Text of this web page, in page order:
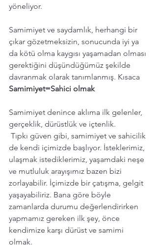
yöneliyor.
Samimiyet ve saydamlık, herhangi bir
çıkar gözetmeksizin, sonucunda iyi ya
da kötü olma kaygısı yaşamadan olması
gerektiğini düşündüğümüz şekilde
davranmak olarak tanımlanmış. Kısaca
Samimiyet=Sahici olmak
Samimiyet denince aklıma ilk gelenler,
gerçeklik, dürüstlük ve içtenlik.
de kendi içimizde başlıyor. İsteklerimiz,
ulaşmak istediklerimiz, yaşamdaki neşe
ve mutluluk arayışımız bazen bizi
zorlayabilir. İçimizde bir çatışma, gelgit
yaşayabiliriz. Bana göre böyle
zamanlarda durumu değerlendirirken
yapmamız gereken ilk şey, önce
kendimize karşı dürüst ve samimi
olmak.